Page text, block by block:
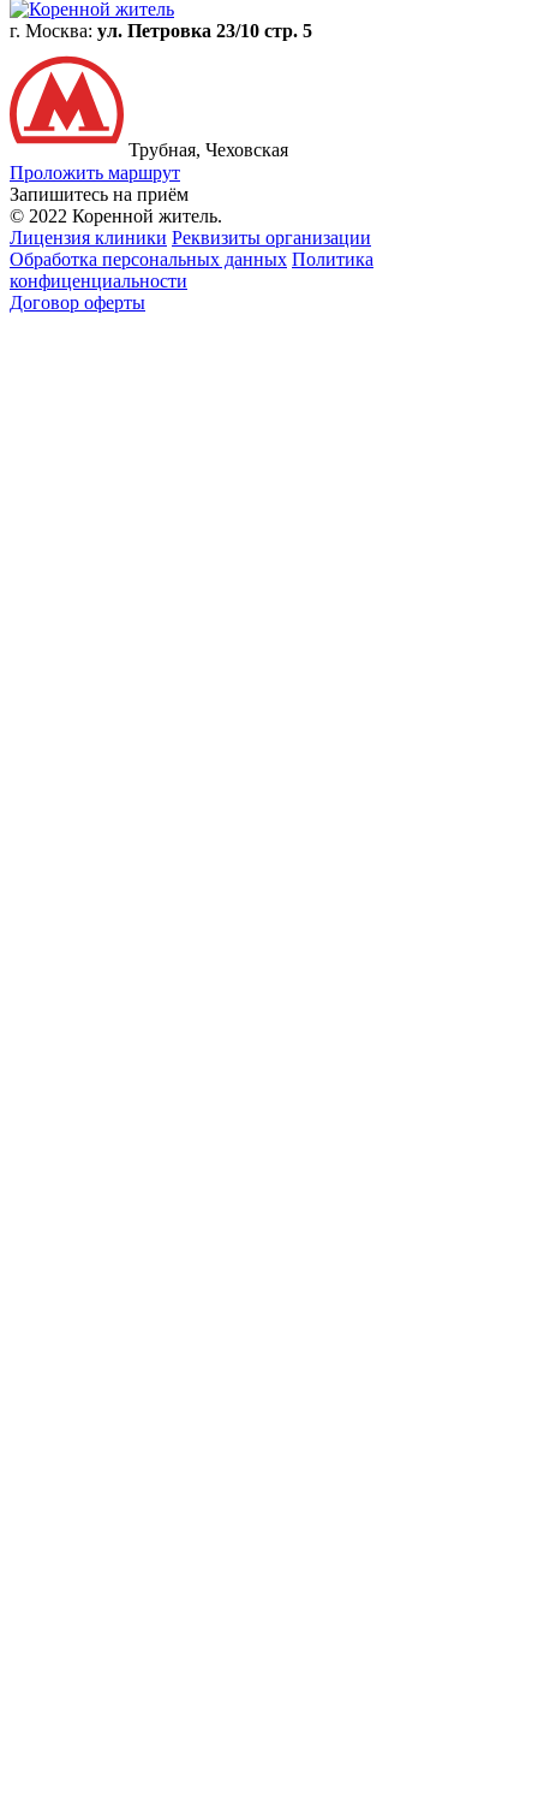
г. Москва: ул. Петровка 23/10 стр. 5
Трубная, Чеховская
Проложить маршрут
Запишитесь на приём
© 2022 Коренной житель.
Лицензия клиники Реквизиты организации
Обработка персональных данных Политика
конфиценциальности
Договор оферты